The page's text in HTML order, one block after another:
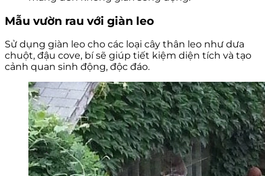
Mẫu vườn rau với giàn leo
Sử dụng giàn leo cho các loại cây thân leo như dưa
chuột, đậu cove, bí sẽ giúp tiết kiệm diện tích và tạo
cảnh quan sinh động, độc đáo.